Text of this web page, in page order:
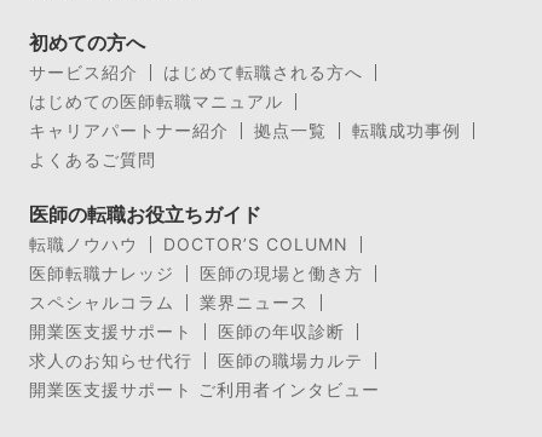
初めての方へ
サービス紹介
はじめて転職される方へ
はじめての医師転職マニュアル
キャリアパートナー紹介
拠点一覧
転職成功事例
よくあるご質問
医師の転職お役立ちガイド
転職ノウハウ
DOCTOR’S COLUMN
医師転職ナレッジ
医師の現場と働き方
スペシャルコラム
業界ニュース
開業医支援サポート
医師の年収診断
求人のお知らせ代行
医師の職場カルテ
開業医支援サポート ご利用者インタビュー